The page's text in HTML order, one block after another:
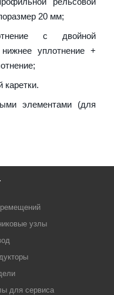
20 мм;
с двойной
уплотнение +
каретки.
элементами (для
узлы
для сервиса